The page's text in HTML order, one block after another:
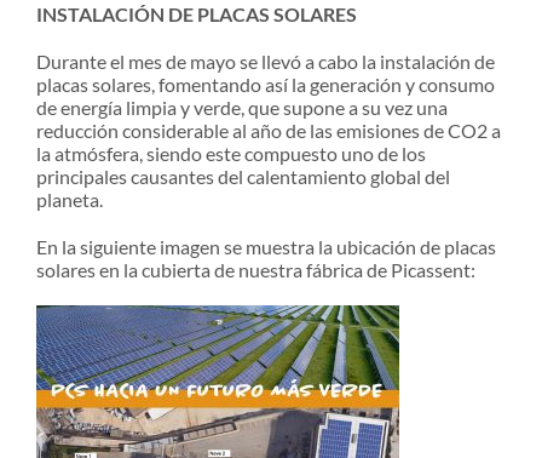
INSTALACIÓN DE PLACAS SOLARES
Durante el mes de mayo se llevó a cabo la instalación de
placas solares, fomentando así la generación y consumo
de energía limpia y verde, que supone a su vez una
reducción considerable al año de las emisiones de CO2 a
la atmósfera, siendo este compuesto uno de los
principales causantes del calentamiento global del
planeta.
En la siguiente imagen se muestra la ubicación de placas
solares en la cubierta de nuestra fábrica de Picassent: